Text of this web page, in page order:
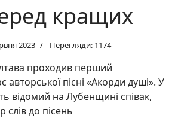
кращих
2023 Перегляди: 1174
проходив перший
авторської пісні «Акорди душі». У
відомий на Лубенщині співак,
слів до пісень